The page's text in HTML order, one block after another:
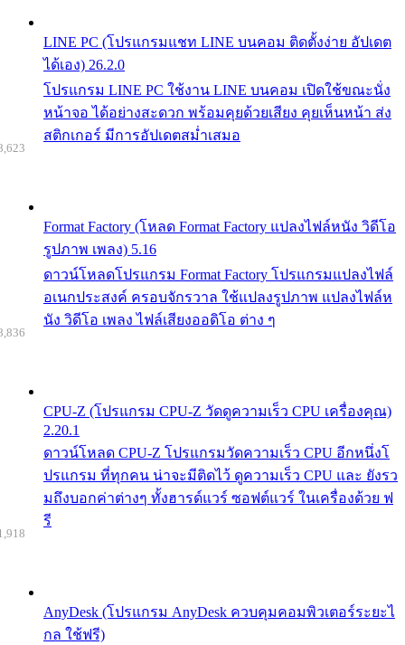
LINE PC (โปรแกรมแชท LINE บนคอม ติดตั้งง่าย อัปเดต
ได้เอง) 26.2.0
โปรแกรม LINE PC ใช้งาน LINE บนคอม เปิดใช้ขณะนั่ง
หน้าจอ ได้อย่างสะดวก พร้อมคุยด้วยเสียง คุยเห็นหน้า ส่ง
สติกเกอร์ มีการอัปเดตสม่ำเสมอ
Format Factory (โหลด Format Factory แปลงไฟล์หนัง วิดีโอ
รูปภาพ เพลง) 5.16
ดาวน์โหลดโปรแกรม Format Factory โปรแกรมแปลงไฟล์
อเนกประสงค์ ครอบจักรวาล ใช้แปลงรูปภาพ แปลงไฟล์ห
นัง วิดีโอ เพลง ไฟล์เสียงออดิโอ ต่าง ๆ
CPU-Z (โปรแกรม CPU-Z วัดดูความเร็ว CPU เครื่องคุณ)
2.20.1
ดาวน์โหลด CPU-Z โปรแกรมวัดความเร็ว CPU อีกหนึ่งโ
ปรแกรม ที่ทุกคน น่าจะมีติดไว้ ดูความเร็ว CPU และ ยังรว
มถึงบอกค่าต่างๆ ทั้งฮารด์แวร์ ซอฟต์แวร์ ในเครื่องด้วย ฟ
รี
AnyDesk (โปรแกรม AnyDesk ควบคุมคอมพิวเตอร์ระยะไ
กล ใช้ฟรี)